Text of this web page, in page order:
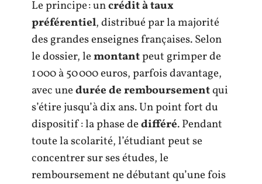
Le principe : uncrédit à taux
préférentiel, distribué par la majorité
des grandes enseignes françaises. Selon
le dossier, lemontantpeut grimper de
1 000 à 50 000 euros, parfois davantage,
avec unedurée de remboursementqui
s’étire jusqu’à dix ans. Un point fort du
dispositif : la phase dedifféré. Pendant
toute la scolarité, l’étudiant peut se
concentrer sur ses études, le
remboursement ne débutant qu’une fois